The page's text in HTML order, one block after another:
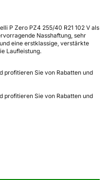
P Zero PZ4 255/40 R21 102 V als
Nasshaftung, sehr
eine erstklassige, verstärkte
Laufleistung.
profitieren Sie von Rabatten und
profitieren Sie von Rabatten und